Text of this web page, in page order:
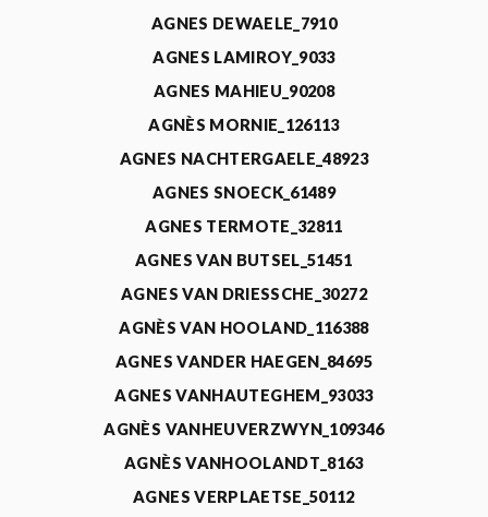
AGNES DEWAELE_7910
AGNES LAMIROY_9033
AGNES MAHIEU_90208
AGNÈS MORNIE_126113
AGNES NACHTERGAELE_48923
AGNES SNOECK_61489
AGNES TERMOTE_32811
AGNES VAN BUTSEL_51451
AGNES VAN DRIESSCHE_30272
AGNÈS VAN HOOLAND_116388
AGNES VANDER HAEGEN_84695
AGNES VANHAUTEGHEM_93033
AGNÈS VANHEUVERZWYN_109346
AGNÈS VANHOOLANDT_8163
AGNES VERPLAETSE_50112